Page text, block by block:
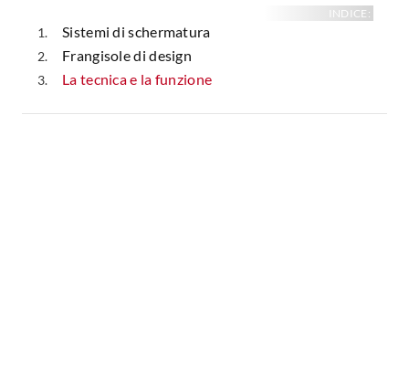
INDICE:
Sistemi di schermatura
Frangisole di design
La tecnica e la funzione